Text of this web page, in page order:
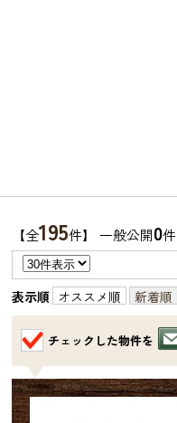
【全195件】 一般公開0件
表示順 オススメ順 新着順
チェックした物件を